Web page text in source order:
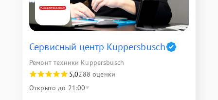
Сервисный центр Kuppersbusch
Ремонт техники Kuppersbusch
5,0288 оценки
Открыто до 21:00